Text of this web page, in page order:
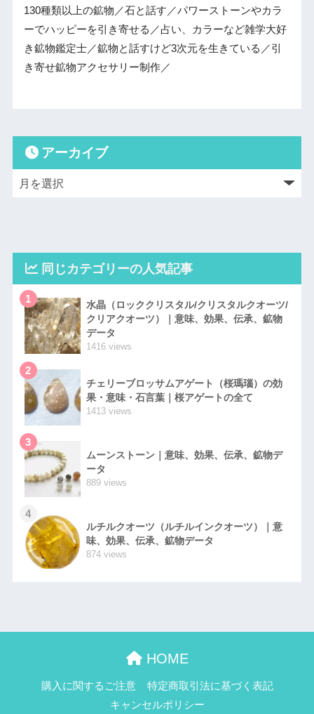
130種類以上の鉱物／石と話す／パワーストーンやカラ
ーでハッピーを引き寄せる／占い、カラーなど雑学大好
き鉱物鑑定士／鉱物と話すけど3次元を生きている／引
き寄せ鉱物アクセサリー制作／
アーカイブ
同じカテゴリーの人気記事
1
水晶（ロッククリスタル/クリスタルクオーツ/
クリアクオーツ）｜意味、効果、伝承、鉱物
データ
1416 views
2
チェリーブロッサムアゲート（桜瑪瑙）の効
果・意味・石言葉｜桜アゲートの全て
1413 views
3
ムーンストーン｜意味、効果、伝承、鉱物デ
ータ
889 views
4
ルチルクオーツ（ルチルインクオーツ）｜意
味、効果、伝承、鉱物データ
874 views
HOME
購入に関するご注意
特定商取引法に基づく表記
キャンセルポリシー